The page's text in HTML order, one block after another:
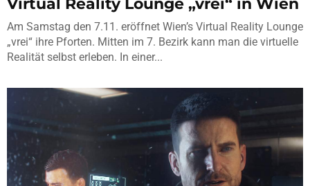
Virtual Reality Lounge „vrei“ in Wien
Am Samstag den 7.11. eröffnet Wien’s Virtual Reality Lounge
„vrei“ ihre Pforten. Mitten im 7. Bezirk kann man die virtuelle
Realität selbst erleben. In einer...